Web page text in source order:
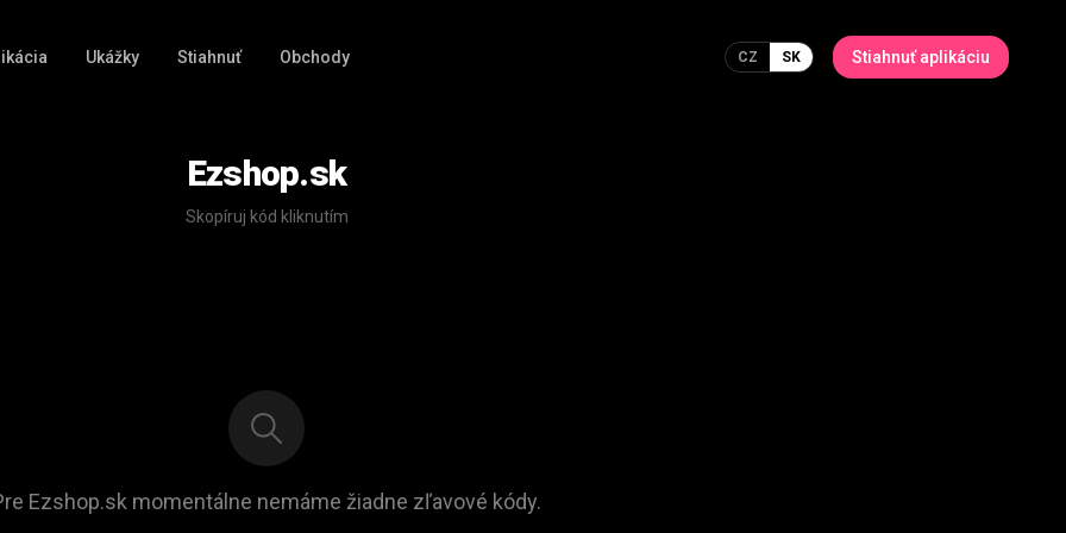
Ukážky Stiahnuť Obchody CZ SK Stiahnuť aplikáciu
Ezshop.sk
Skopíruj kód kliknutím
Ezshop.sk momentálne nemáme žiadne zľavové kódy.